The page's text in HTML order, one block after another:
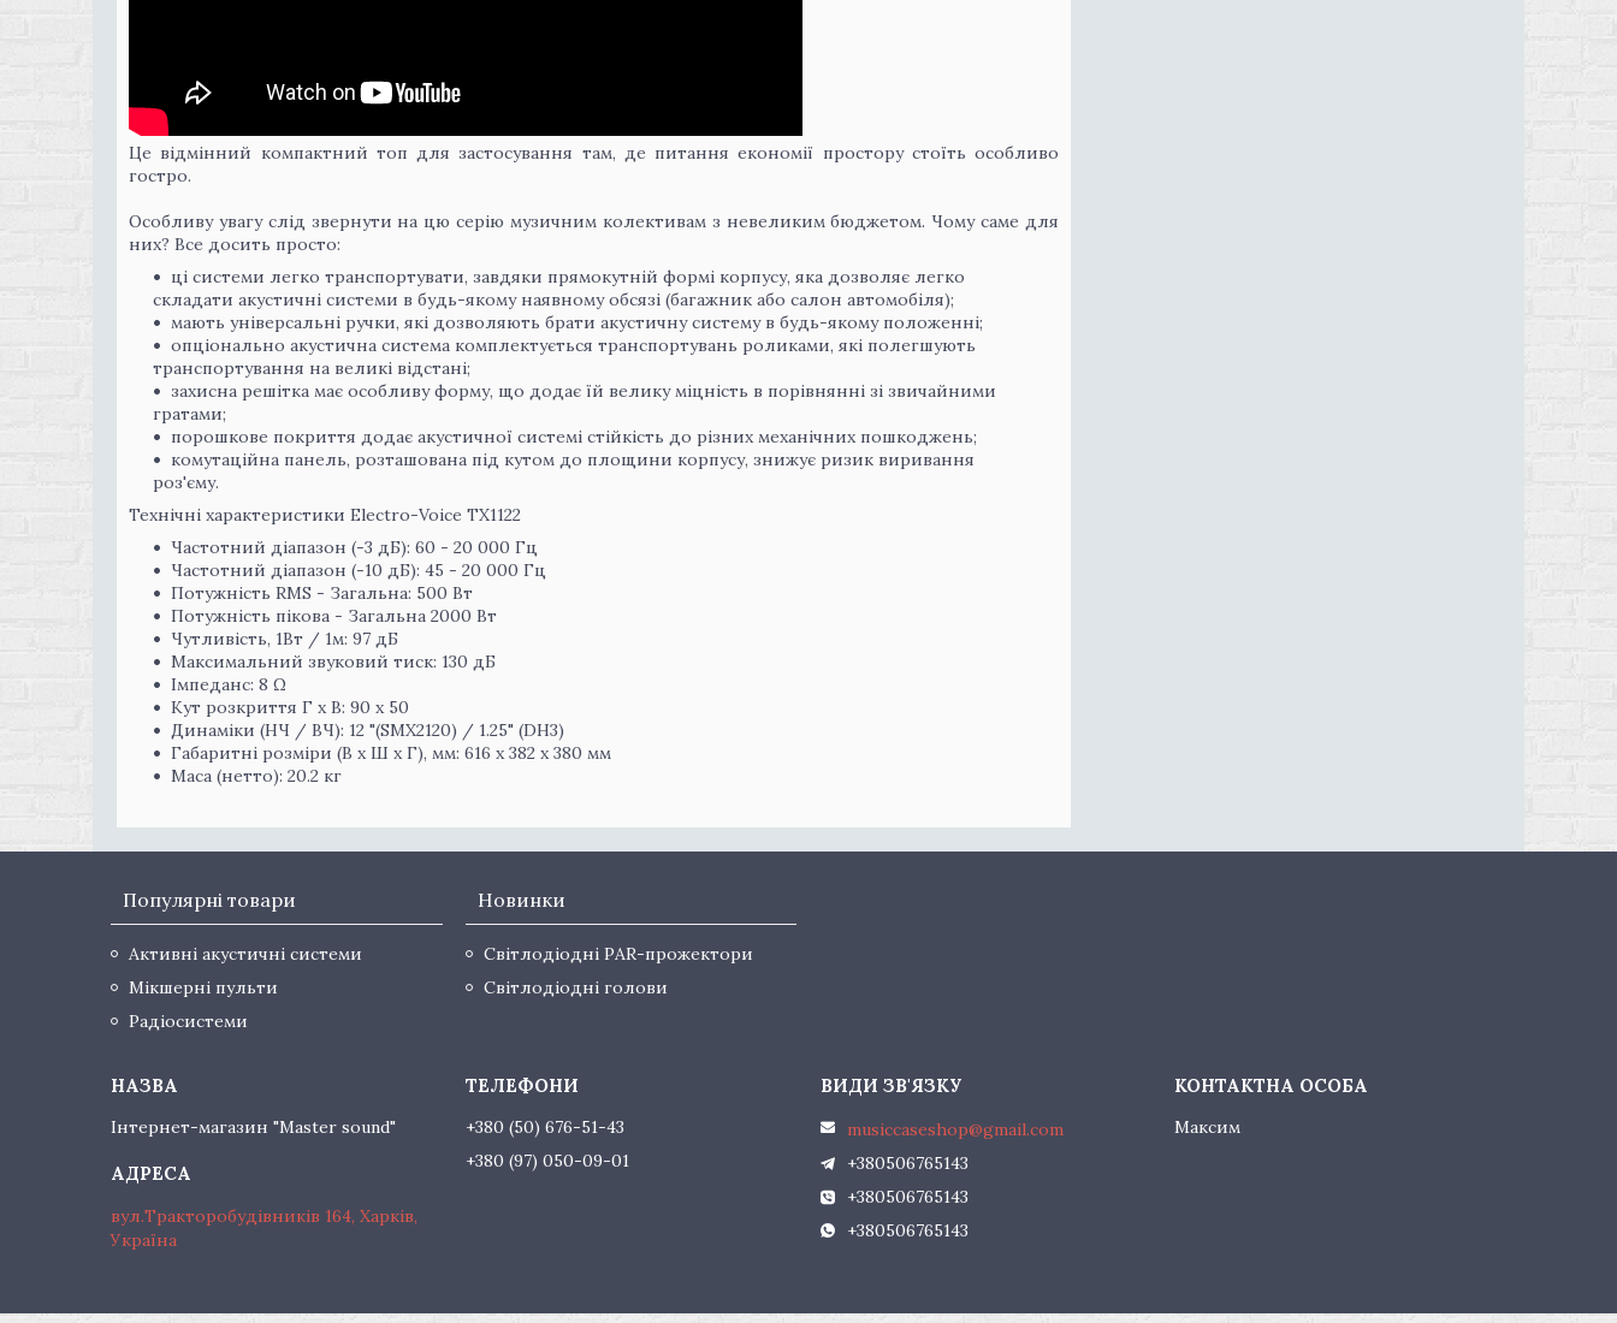
Це відмінний компактний топ для застосування там, де питання економії простору стоїть особливо
гостро.
Особливу увагу слід звернути на цю серію музичним колективам з невеликим бюджетом. Чому саме для
них? Все досить просто:
ці системи легко транспортувати, завдяки прямокутній формі корпусу, яка дозволяє легко
складати акустичні системи в будь-якому наявному обсязі (багажник або салон автомобіля);
мають універсальні ручки, які дозволяють брати акустичну систему в будь-якому положенні;
опціонально акустична система комплектується транспортувань роликами, які полегшують
транспортування на великі відстані;
захисна решітка має особливу форму, що додає їй велику міцність в порівнянні зі звичайними
гратами;
порошкове покриття додає акустичної системі стійкість до різних механічних пошкоджень;
комутаційна панель, розташована під кутом до площини корпусу, знижує ризик виривання
роз'єму.
Технічні характеристики Electro-Voice TX1122
Частотний діапазон (-3 дБ): 60 - 20 000 Гц
Частотний діапазон (-10 дБ): 45 - 20 000 Гц
Потужність RMS - Загальна: 500 Вт
Потужність пікова - Загальна 2000 Вт
Чутливість, 1Вт / 1м: 97 дБ
Максимальний звуковий тиск: 130 дБ
Імпеданс: 8 Ω
Кут розкриття Г x В: 90 x 50
Динаміки (НЧ / ВЧ): 12 "(SMX2120) / 1.25" (DH3)
Габаритні розміри (В x Ш x Г), мм: 616 x 382 x 380 мм
Маса (нетто): 20.2 кг
Популярні товари
Активні акустичні системи
Мікшерні пульти
Радіосистеми
Новинки
Світлодіодні PAR-прожектори
Світлодіодні голови
Інтернет-магазин "Master sound"
вул.Тракторобудівників 164, Харків,
Україна
+380 (50) 676-51-43
+380 (97) 050-09-01
musiccaseshop@gmail.com
+380506765143
+380506765143
+380506765143
Максим